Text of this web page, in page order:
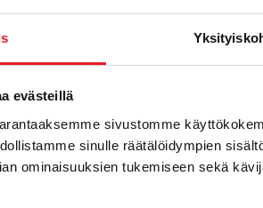
evästeillä
sivustomme
sinulle räätälöidympien
ominaisuuksien tukemiseen sekä
KORKO + KULUT - Heti saatavilla!
2026 , Automaatti, Bensiini, 1 km
39 101 €